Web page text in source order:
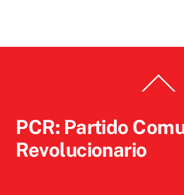
To
PCR: Partido
Revolucionario